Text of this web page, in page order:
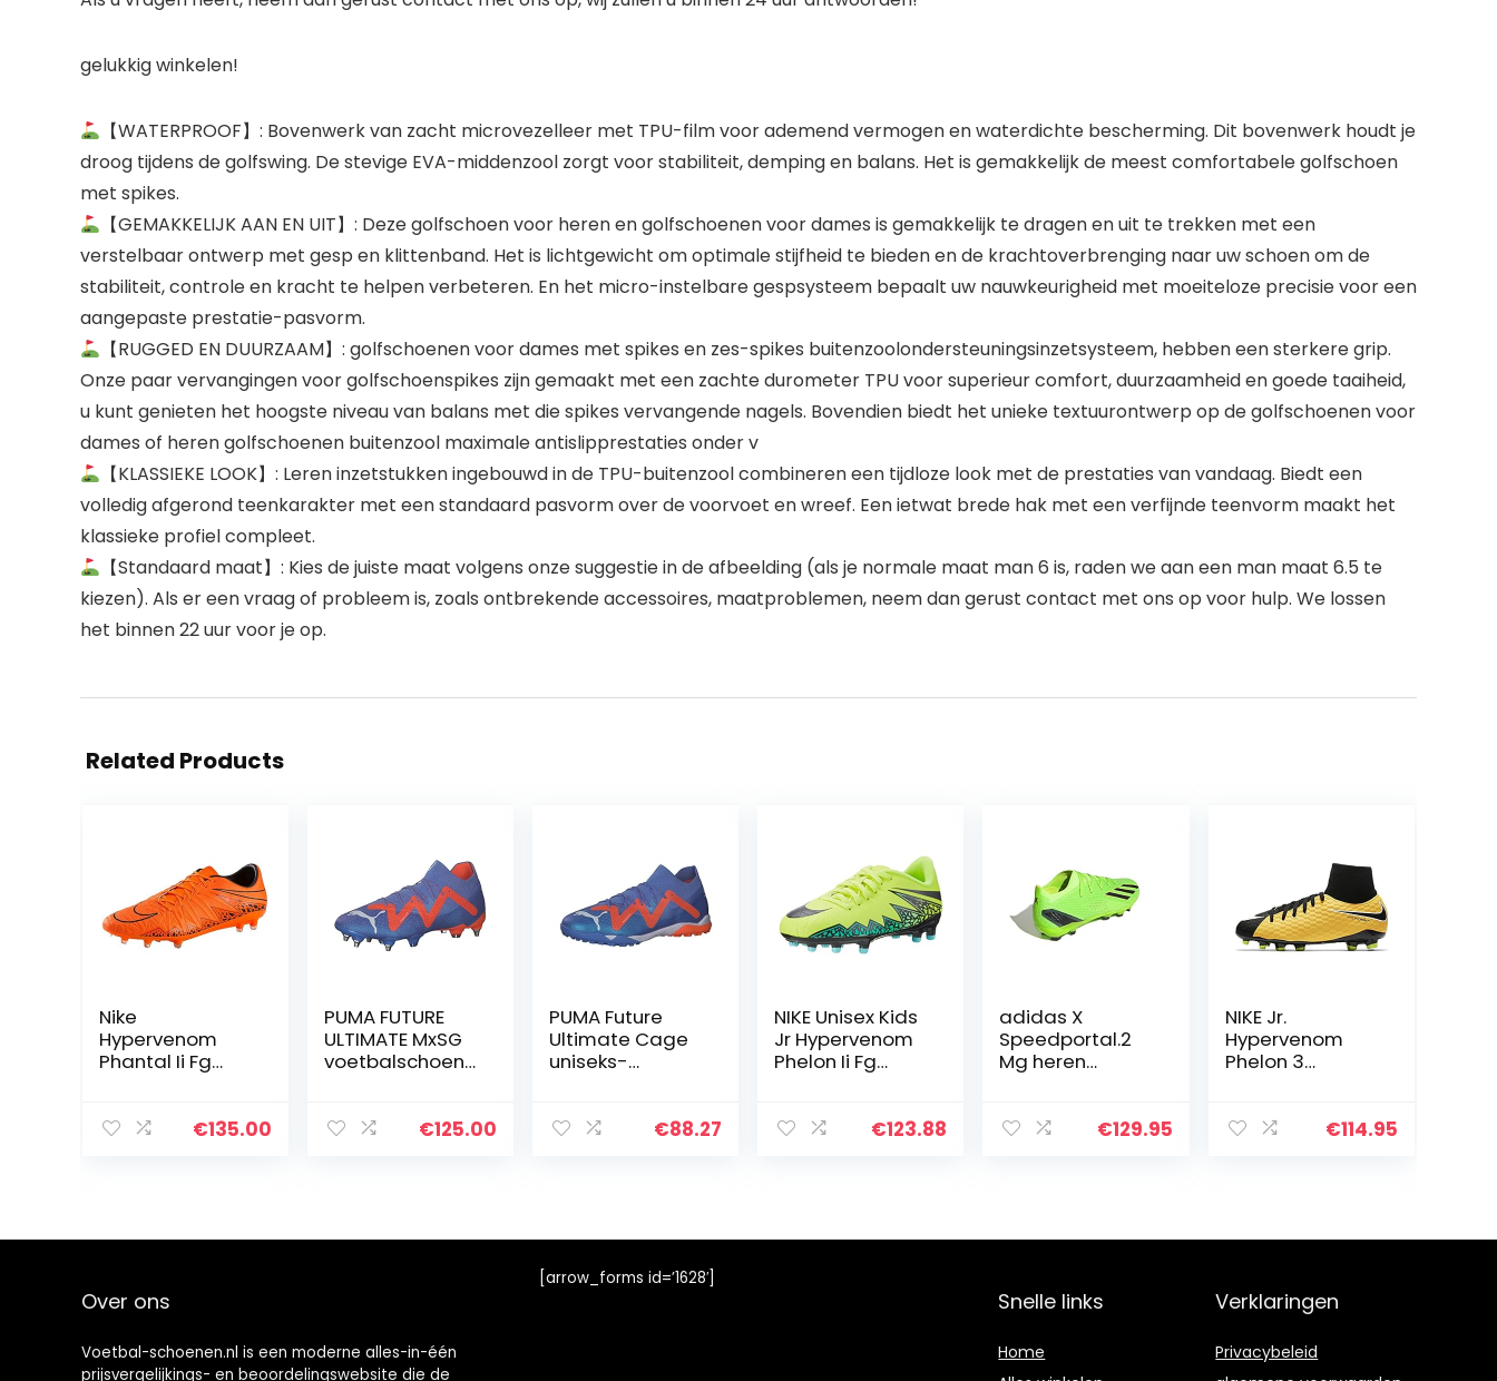
gelukkig winkelen!
【WATERPROOF】: Bovenwerk van zacht microvezelleer met TPU-film voor ademend vermogen en waterdichte bescherming. Dit bovenwerk houdt je
droog tijdens de golfswing. De stevige EVA-middenzool zorgt voor stabiliteit, demping en balans. Het is gemakkelijk de meest comfortabele golfschoen
met spikes.
【GEMAKKELIJK AAN EN UIT】: Deze golfschoen voor heren en golfschoenen voor dames is gemakkelijk te dragen en uit te trekken met een
verstelbaar ontwerp met gesp en klittenband. Het is lichtgewicht om optimale stijfheid te bieden en de krachtoverbrenging naar uw schoen om de
stabiliteit, controle en kracht te helpen verbeteren. En het micro-instelbare gespsysteem bepaalt uw nauwkeurigheid met moeiteloze precisie voor een
aangepaste prestatie-pasvorm.
【RUGGED EN DUURZAAM】: golfschoenen voor dames met spikes en zes-spikes buitenzoolondersteuningsinzetsysteem, hebben een sterkere grip.
Onze paar vervangingen voor golfschoenspikes zijn gemaakt met een zachte durometer TPU voor superieur comfort, duurzaamheid en goede taaiheid,
u kunt genieten het hoogste niveau van balans met die spikes vervangende nagels. Bovendien biedt het unieke textuurontwerp op de golfschoenen voor
dames of heren golfschoenen buitenzool maximale antislipprestaties onder v
【KLASSIEKE LOOK】: Leren inzetstukken ingebouwd in de TPU-buitenzool combineren een tijdloze look met de prestaties van vandaag. Biedt een
volledig afgerond teenkarakter met een standaard pasvorm over de voorvoet en wreef. Een ietwat brede hak met een verfijnde teenvorm maakt het
klassieke profiel compleet.
【Standaard maat】: Kies de juiste maat volgens onze suggestie in de afbeelding (als je normale maat man 6 is, raden we aan een man maat 6.5 te
kiezen). Als er een vraag of probleem is, zoals ontbrekende accessoires, maatproblemen, neem dan gerust contact met ons op voor hulp. We lossen
het binnen 22 uur voor je op.
Related Products
Nike
Hypervenom
Phantal Ii Fg
Brons
€135.00
PUMA FUTURE
ULTIMATE MxSG
voetbalschoene
€125.00
PUMA Future
Ultimate Cage
uniseks-
n
€88.27
NIKE Unisex Kids
Jr Hypervenom
Phelon Ii Fg
€123.88
adidas X
Speedportal.2
Mg heren
€129.95
NIKE Jr.
Hypervenom
Phelon 3
voetbalschoene
€114.95
Over ons
Voetbal-schoenen.nl is een moderne alles-in-één
prijsvergelijkings- en beoordelingswebsite die de
[arrow_forms id=’1628′]
Snelle links
Home
Verklaringen
Privacybeleid